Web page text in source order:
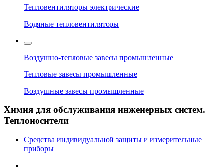
Тепловентиляторы электрические
Водяные тепловентиляторы
Воздушно-тепловые завесы промышленные
Тепловые завесы промышленные
Воздушные завесы промышленные
Химия для обслуживания инженерных систем.
Теплоносители
Средства индивидуальной защиты и измерительные
приборы